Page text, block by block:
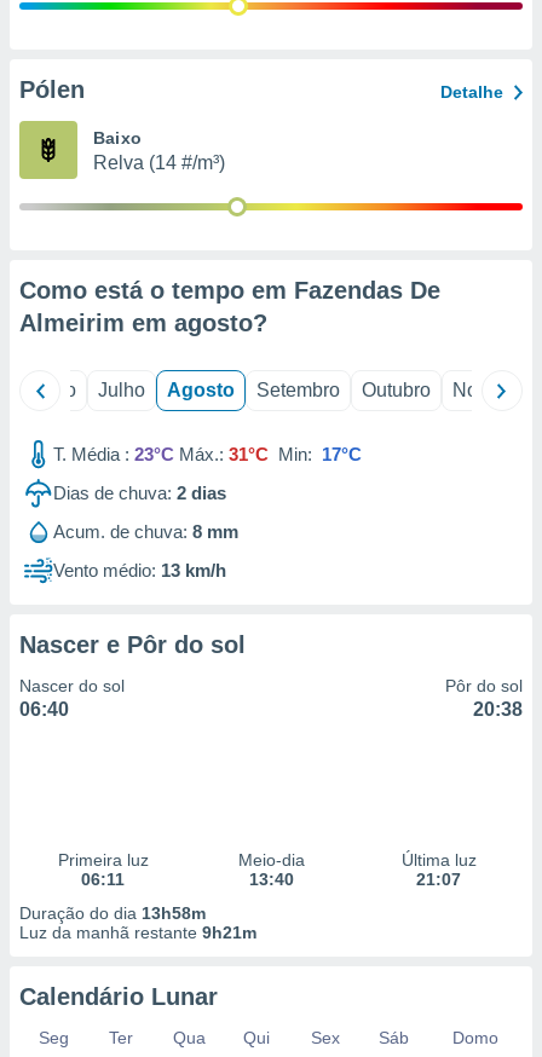
e
de
Pólen Detalhe
Baixo
Relva (14 #/m³)
Como está o tempo em Fazendas De
Almeirim em agosto?
Junho Julho Agosto Setembro Outubro Novembro
T. Média : 23°C Máx.: 31°C Min: 17°C
Dias de chuva: 2 dias
Acum. de chuva: 8 mm
Vento médio: 13 km/h
Nascer e Pôr do sol
Nascer do sol
06:40
Pôr do sol
20:38
Primeira luz
06:11
Meio-dia
13:40
Última luz
21:07
Duração do dia 13h58m
Luz da manhã restante 9h21m
Calendário Lunar
Seg Ter Qua Qui Sex Sáb
Domo